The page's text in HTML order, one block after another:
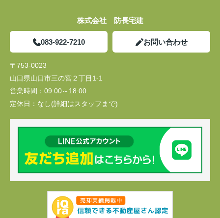
株式会社 防長宅建
083-922-7210 お問い合わせ
〒753-0023
山口県山口市三の宮２丁目1-1
営業時間： 09:00～18:00
定休日： なし(詳細はスタッフまで)